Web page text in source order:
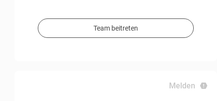
Team beitreten
Melden